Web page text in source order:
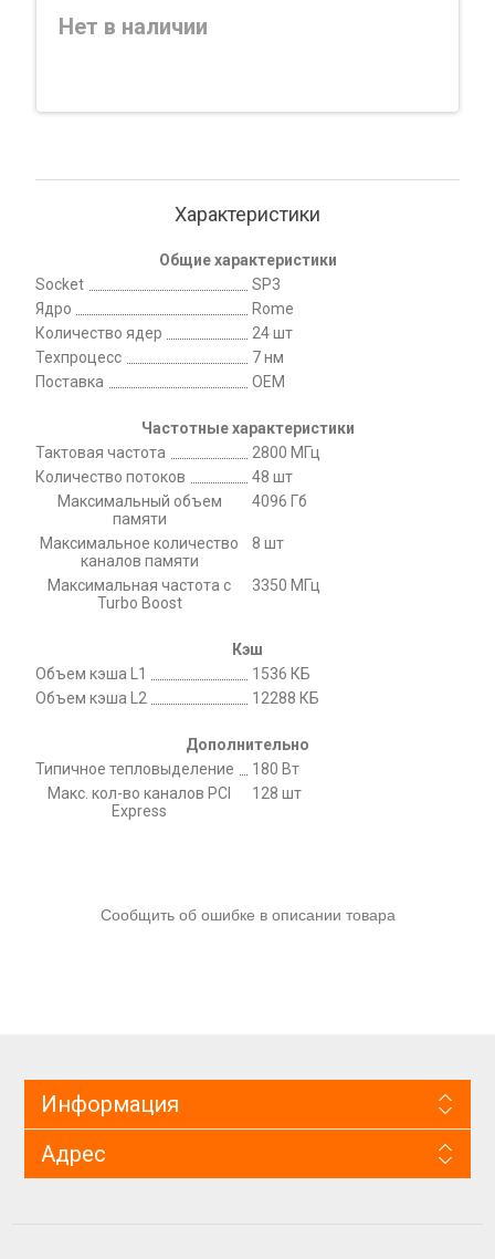
Нет в наличии
Характеристики
Общие характеристики
Socket
SP3
Ядро
Rome
Количество ядер
24 шт
Техпроцесс
7 нм
Поставка
OEM
Частотные характеристики
Тактовая частота
2800 МГц
Количество потоков
48 шт
Максимальный объем
памяти
4096 Гб
Максимальное количество
каналов памяти
8 шт
Максимальная частота с
Turbo Boost
3350 МГц
Кэш
Объем кэша L1
1536 КБ
Объем кэша L2
12288 КБ
Дополнительно
Типичное тепловыделение
180 Вт
Макс. кол-во каналов PCI
Express
128 шт
Сообщить об ошибке в описании товара
Информация
Адрес